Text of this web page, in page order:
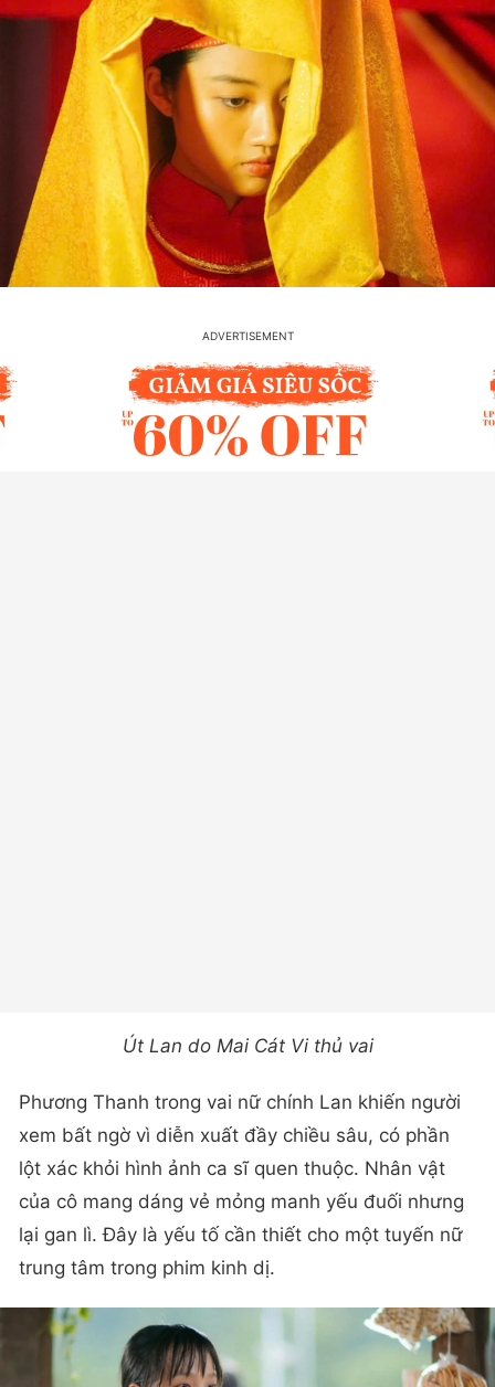
Út Lan do Mai Cát Vi thủ vai
Phương Thanh trong vai nữ chính Lan khiến người
xem bất ngờ vì diễn xuất đầy chiều sâu, có phần
lột xác khỏi hình ảnh ca sĩ quen thuộc. Nhân vật
của cô mang dáng vẻ mỏng manh yếu đuối nhưng
lại gan lì. Đây là yếu tố cần thiết cho một tuyến nữ
trung tâm trong phim kinh dị.